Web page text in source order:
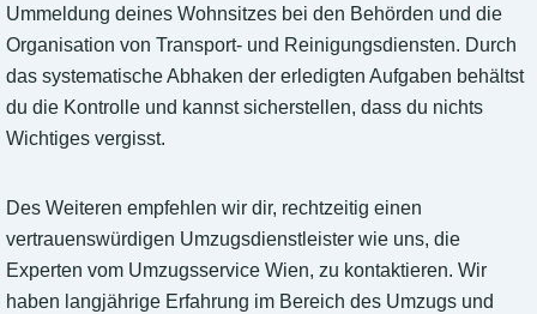
Ummeldung deines Wohnsitzes bei den Behörden und die
Organisation von Transport- und Reinigungsdiensten. Durch
das systematische Abhaken der erledigten Aufgaben behältst
du die Kontrolle und kannst sicherstellen, dass du nichts
Wichtiges vergisst.
Des Weiteren empfehlen wir dir, rechtzeitig einen
vertrauenswürdigen Umzugsdienstleister wie uns, die
Experten vom Umzugsservice Wien, zu kontaktieren. Wir
haben langjährige Erfahrung im Bereich des Umzugs und